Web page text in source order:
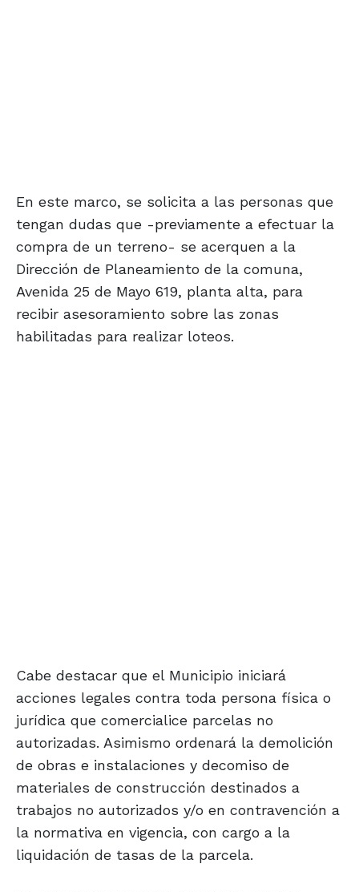
En este marco, se solicita a las personas que
tengan dudas que -previamente a efectuar la
compra de un terreno- se acerquen a la
Dirección de Planeamiento de la comuna,
Avenida 25 de Mayo 619, planta alta, para
recibir asesoramiento sobre las zonas
habilitadas para realizar loteos.
Cabe destacar que el Municipio iniciará
acciones legales contra toda persona física o
jurídica que comercialice parcelas no
autorizadas. Asimismo ordenará la demolición
de obras e instalaciones y decomiso de
materiales de construcción destinados a
trabajos no autorizados y/o en contravención a
la normativa en vigencia, con cargo a la
liquidación de tasas de la parcela.